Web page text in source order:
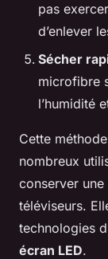
pas
d’enlever
Sécher
microfibre
l’humidité
Cette
nombreux
conserver une
téléviseurs.
technologies
écran LED.